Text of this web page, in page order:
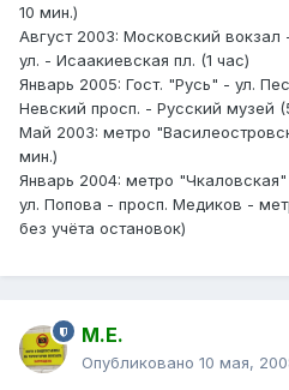
10 мин.)
Август 2003: Московский
ул. - Исаакиевская пл. (1 час)
Январь 2005: Гост. "Русь" - ул.
Невский просп. - Русский музей
Май 2003: метро
мин.)
Январь 2004: метро
ул. Попова - просп. Медиков -
без учёта остановок)
М.Е.
Опубликовано 10 мая,